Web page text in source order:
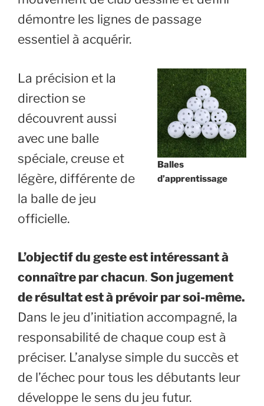
démontre les lignes de passage
essentiel à acquérir.
Balles
d’apprentissage
La précision et la
direction se
découvrent aussi
avec une balle
spéciale, creuse et
légère, différente de
la balle de jeu
officielle.
L’objectif du geste est intéressant à
connaître par chacun. Son jugement
de résultat est à prévoir par soi-même.
Dans le jeu d’initiation accompagné, la
responsabilité de chaque coup est à
préciser. L’analyse simple du succès et
de l’échec pour tous les débutants leur
développe le sens du jeu futur.